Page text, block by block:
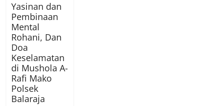
Yasinan dan
Pembinaan
Mental
Rohani, Dan
Doa
Keselamatan
di Mushola A-
Rafi Mako
Polsek
Balaraja